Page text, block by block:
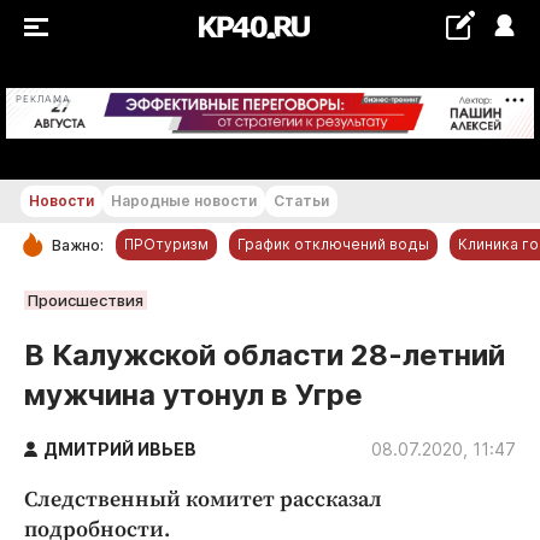
РЕКЛАМА +18...+19 °С
РУБРИКИ
Новости компаний
Статьи
Народные новости
Авто и транспорт
Благоустройство
Новости Народные новости Статьи
Важно: ПРОтуризм График отключений воды Клиника
Происшествия
В Калужской области 28-летний
мужчина утонул в Угре
ДМИТРИЙ ИВЬЕВ 08.07.2020, 11:47
Следственный комитет рассказал
подробности.